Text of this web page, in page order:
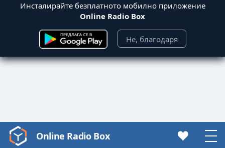
Инсталирайте безплатното мобилно приложение
Online Radio Box
Не, благодаря
Video
Online Radio Box